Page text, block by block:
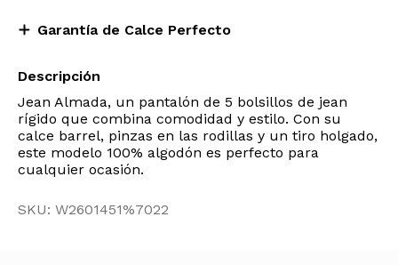
Garantía de Calce Perfecto
Descripción
Jean Almada, un pantalón de 5 bolsillos de jean
rígido que combina comodidad y estilo. Con su
calce barrel, pinzas en las rodillas y un tiro holgado,
este modelo 100% algodón es perfecto para
cualquier ocasión.
SKU: W2601451%7022